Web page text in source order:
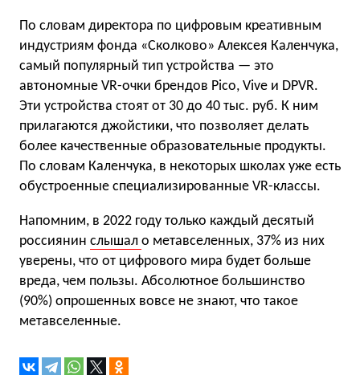
По словам директора по цифровым креативным
индустриям фонда «Сколково» Алексея Каленчука,
самый популярный тип устройства — это
автономные VR-очки брендов Pico, Vive и DPVR.
Эти устройства стоят от 30 до 40 тыс. руб. К ним
прилагаются джойстики, что позволяет делать
более качественные образовательные продукты.
По словам Каленчука, в некоторых школах уже есть
обустроенные специализированные VR-классы.
Напомним, в 2022 году только каждый десятый
россиянин слышал о метавселенных, 37% из них
уверены, что от цифрового мира будет больше
вреда, чем пользы. Абсолютное большинство
(90%) опрошенных вовсе не знают, что такое
метавселенные.